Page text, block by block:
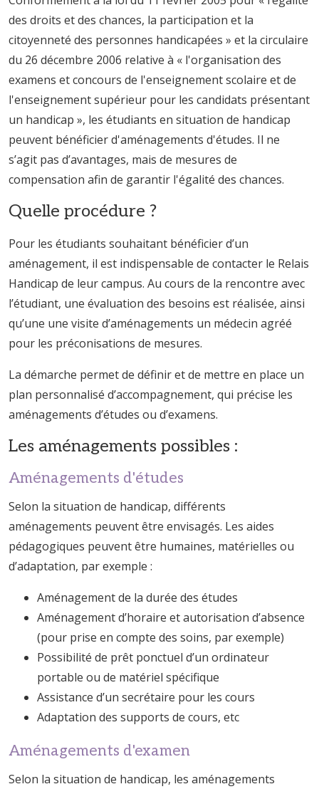
des droits et des chances, la participation et la
citoyenneté des personnes handicapées » et la circulaire
du 26 décembre 2006 relative à « l'organisation des
examens et concours de l'enseignement scolaire et de
l'enseignement supérieur pour les candidats présentant
un handicap », les étudiants en situation de handicap
peuvent bénéficier d'aménagements d'études. Il ne
s’agit pas d’avantages, mais de mesures de
compensation afin de garantir l'égalité des chances.
Quelle procédure ?
Pour les étudiants souhaitant bénéficier d’un
aménagement, il est indispensable de contacter le Relais
Handicap de leur campus. Au cours de la rencontre avec
l’étudiant, une évaluation des besoins est réalisée, ainsi
qu’une une visite d’aménagements un médecin agréé
pour les préconisations de mesures.
La démarche permet de définir et de mettre en place un
plan personnalisé d’accompagnement, qui précise les
aménagements d’études ou d’examens.
Les aménagements possibles :
Aménagements d'études
Selon la situation de handicap, différents
aménagements peuvent être envisagés. Les aides
pédagogiques peuvent être humaines, matérielles ou
d’adaptation, par exemple :
Aménagement de la durée des études
Aménagement d’horaire et autorisation d’absence
(pour prise en compte des soins, par exemple)
Possibilité de prêt ponctuel d’un ordinateur
portable ou de matériel spécifique
Assistance d’un secrétaire pour les cours
Adaptation des supports de cours, etc
Aménagements d'examen
Selon la situation de handicap, les aménagements